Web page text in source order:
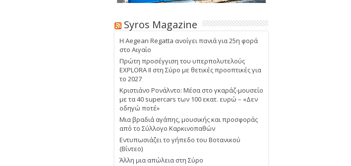
Syros Magazine
Η Aegean Regatta ανοίγει πανιά για 25η φορά
στο Αιγαίο
Πρώτη προσέγγιση του υπερπολυτελούς
EXPLORA II στη Σύρο με θετικές προοπτικές για
το 2027
Κριστιάνο Ρονάλντο: Μέσα στο γκαράζ-μουσείο
με τα 40 supercars των 100 εκατ. ευρώ – «Δεν
οδηγώ ποτέ»
Μια βραδιά αγάπης, μουσικής και προσφοράς
από το Σύλλογο Καρκινοπαθών
Εντυπωσιάζει το γήπεδο του Βοτανικού
(Βίντεο)
Άλλη μια απώλεια στη Σύρο